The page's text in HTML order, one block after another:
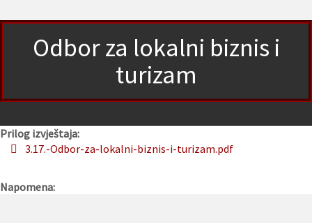
Odbor za lokalni biznis i
turizam
Prilog izvještaja:
3.17.-Odbor-za-lokalni-biznis-i-turizam.pdf
Napomena: